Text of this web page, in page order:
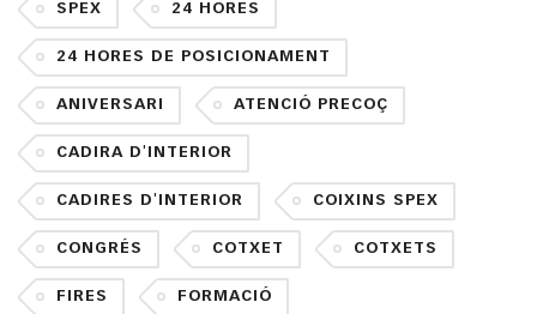
SPEX 24 HORES
24 HORES DE POSICIONAMENT
ANIVERSARI ATENCIÓ PRECOÇ
CADIRA D'INTERIOR
CADIRES D'INTERIOR COIXINS SPEX
CONGRÉS COTXET COTXETS
FIRES FORMACIÓ